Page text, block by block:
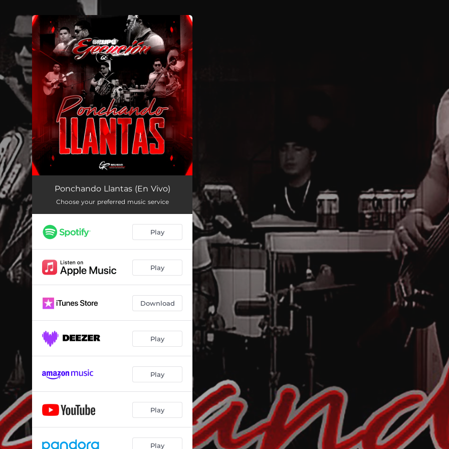
You're all set!
Ponchando Llantas (En Vivo) 03:02
Ponchando Llantas (En Vivo)
Choose your preferred music service
Play
Play
Download
Play
Play
Play
Play